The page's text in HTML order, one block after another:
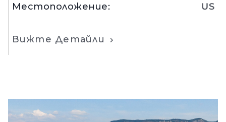
Местоположение: US
Вижте Детайли